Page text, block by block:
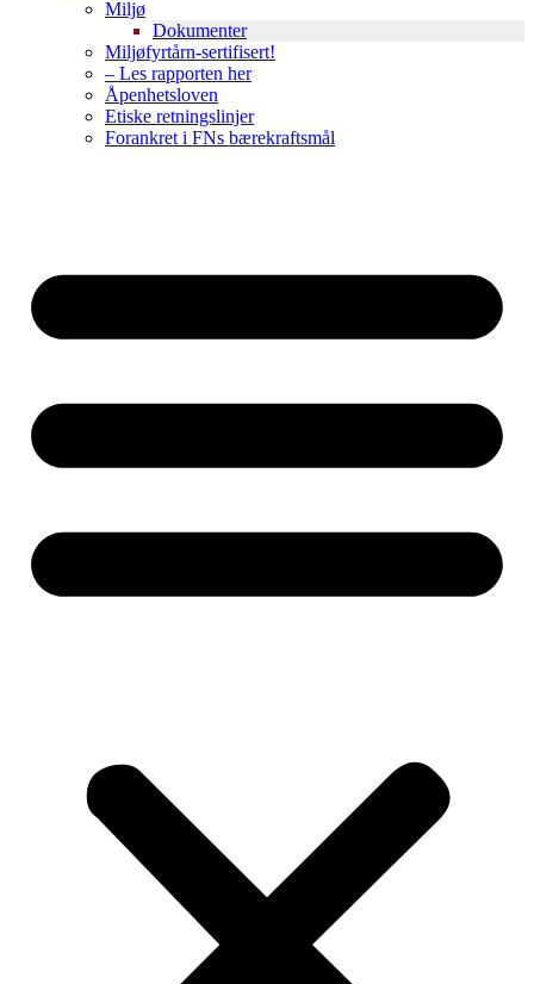
Miljø
Dokumenter
Miljøfyrtårn-sertifisert!
– Les rapporten her
Åpenhetsloven
Etiske retningslinjer
Forankret i FNs bærekraftsmål